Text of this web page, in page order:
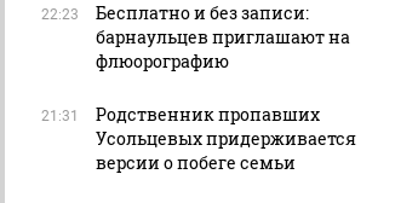
22:23
Бесплатно и без записи:
барнаульцев приглашают на
флюорографию
21:31
Родственник пропавших
Усольцевых придерживается
версии о побеге семьи